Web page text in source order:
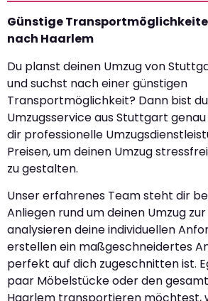
Günstige
nach Haarlem
Du planst deinen Umzug von
und suchst nach einer günstigen
Transportmöglichkeit? Dann bist
Umzugsservice aus Stuttgart
dir professionelle
Preisen, um deinen Umzug
zu gestalten.
Unser erfahrenes Team steht dir
Anliegen rund um deinen Umzug zur
analysieren deine individuellen
erstellen ein maßgeschneidertes
perfekt auf dich zugeschnitten ist.
paar Möbelstücke oder den